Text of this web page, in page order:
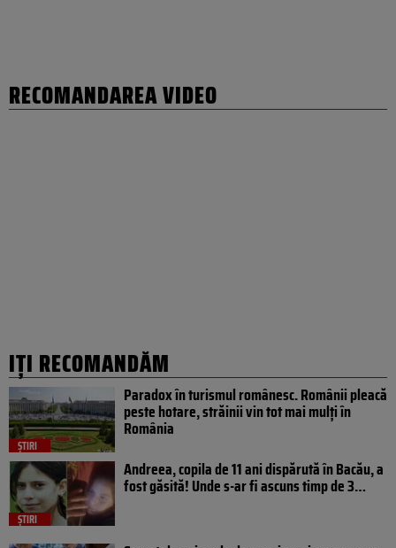
RECOMANDAREA VIDEO
IȚI RECOMANDĂM
ȘTIRI
Paradox în turismul românesc. Românii pleacă
peste hotare, străinii vin tot mai mulți în
România
ȘTIRI
Andreea, copila de 11 ani dispărută în Bacău, a
fost găsită! Unde s-ar fi ascuns timp de 3…